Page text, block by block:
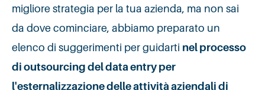
migliore strategia per la tua azienda, ma non sai
da dove cominciare, abbiamo preparato un
elenco di suggerimenti per guidarti nel processo
di outsourcing del data entry per
l'esternalizzazione delle attività aziendali di